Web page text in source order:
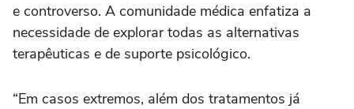
e controverso. A comunidade médica enfatiza a
necessidade de explorar todas as alternativas
terapêuticas e de suporte psicológico.
“Em casos extremos, além dos tratamentos já